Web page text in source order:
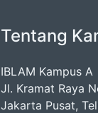
Tentang
IBLAM Kampus A
Jl. Kramat Raya
Jakarta Pusat,